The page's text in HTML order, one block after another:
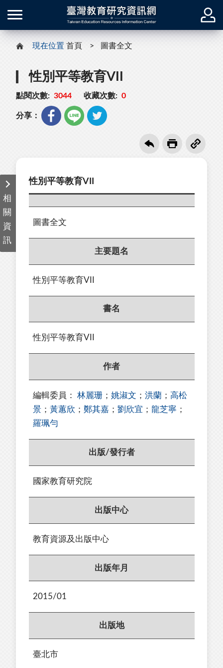
現在位置 首頁 圖書全文
性別平等教育VII
點閱次數: 3044 收藏次數: 0
分享：
相
關
資
訊
性別平等教育VII
圖書全文
主要題名
性別平等教育VII
書名
性別平等教育VII
作者
編輯委員： 林麗珊 ； 姚淑文 ； 洪蘭 ； 高松
景 ； 黃蕙欣 ； 鄭其嘉 ； 劉欣宜 ； 龍芝寧 ；
羅珮勻
出版/發行者
國家教育研究院
出版中心
教育資源及出版中心
出版年月
2015/01
出版地
臺北市